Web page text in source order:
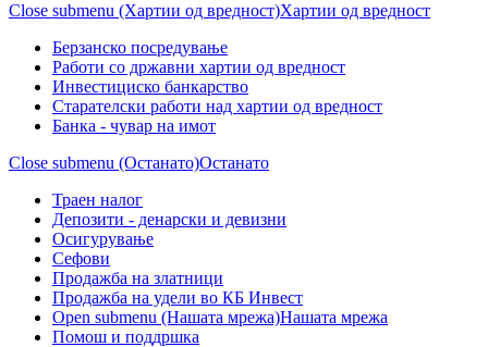
Close submenu (Хартии од вредност)Хартии од вредност
Берзанско посредување
Работи со државни хартии од вредност
Инвестициско банкарство
Старателски работи над хартии од вредност
Банка - чувар на имот
Close submenu (Останато)Останато
Траен налог
Депозити - денарски и девизни
Осигурување
Сефови
Продажба на златници
Продажба на удели во КБ Инвест
Open submenu (Нашата мрежа)Нашата мрежа
Помош и поддршка